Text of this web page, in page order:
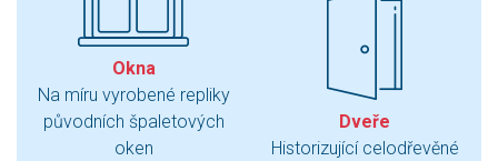
Okna
Na míru vyrobené repliky
původních špaletových
oken
Dveře
Historizující celodřevěné